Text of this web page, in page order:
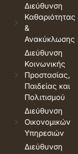
Διεύθυνση
Καθαριότητας
&
Ανακύκλωσης
Διεύθυνση
Κοινωνικής
Προστασίας,
Παιδείας και
Πολιτισμού
Διεύθυνση
Οικονομικών
Υπηρεσιών
Διεύθυνση